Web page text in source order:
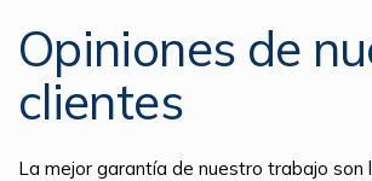
Opiniones de
clientes
La mejor garantía de nuestro trabajo son